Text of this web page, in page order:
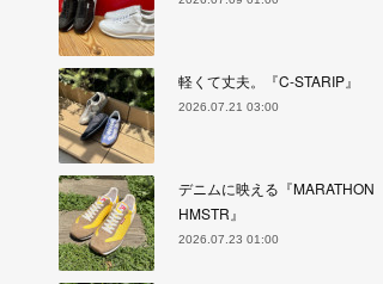
軽くて丈夫。『C-STARIP』
2026.07.21 03:00
デニムに映える『MARATHON
HMSTR』
2026.07.23 01:00